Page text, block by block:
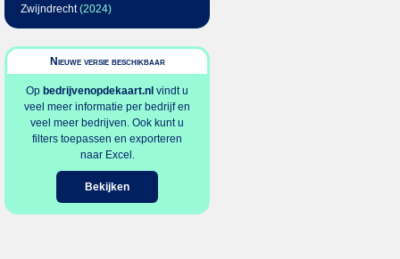
Zwijndrecht(2024)
Nieuwe versie beschikbaar
Op bedrijvenopdekaart.nl vindt u
veel meer informatie per bedrijf en
veel meer bedrijven. Ook kunt u
filters toepassen en exporteren
naar Excel.
Bekijken